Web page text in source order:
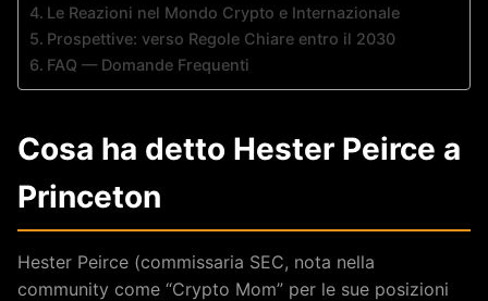
Le Reazioni nel Mondo Crypto e Internazionale
Prospettive: verso Regole Chiare entro il 2030
FAQ — Domande Frequenti
Cosa ha detto Hester Peirce a
Princeton
Hester Peirce (commissaria SEC, nota nella
community come “Crypto Mom” per le sue posizioni